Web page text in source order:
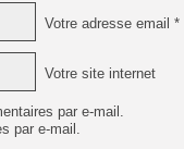
Votre adresse email *
Votre site internet
par e-mail.
par e-mail.